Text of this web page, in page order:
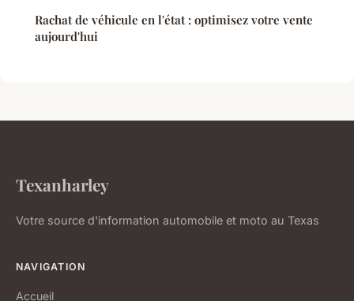
Rachat de véhicule en l'état : optimisez votre vente
aujourd'hui
Texanharley
Votre source d'information automobile et moto au Texas
NAVIGATION
Accueil